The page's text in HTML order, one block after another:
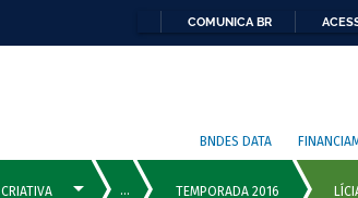
COMUNICA BR
BNDES DATA